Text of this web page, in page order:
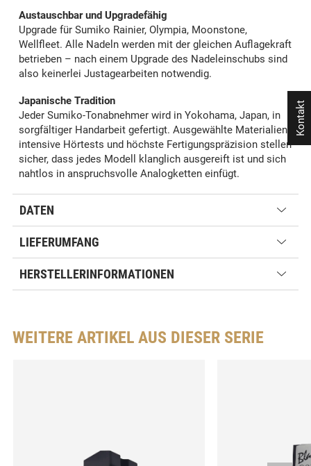
Austauschbar und Upgradefähig
Upgrade für Sumiko Rainier, Olympia, Moonstone,
Wellfleet. Alle Nadeln werden mit der gleichen Auflagekraft
betrieben – nach einem Upgrade des Nadeleinschubs sind
also keinerlei Justagearbeiten notwendig.
Japanische Tradition
Jeder Sumiko-Tonabnehmer wird in Yokohama, Japan, in
sorgfältiger Handarbeit gefertigt. Ausgewählte Materialien,
intensive Hörtests und höchste Fertigungspräzision stellen
sicher, dass jedes Modell klanglich ausgereift ist und sich
nahtlos in anspruchsvolle Analogketten einfügt.
DATEN
LIEFERUMFANG
HERSTELLERINFORMATIONEN
WEITERE ARTIKEL AUS DIESER SERIE
Kontakt